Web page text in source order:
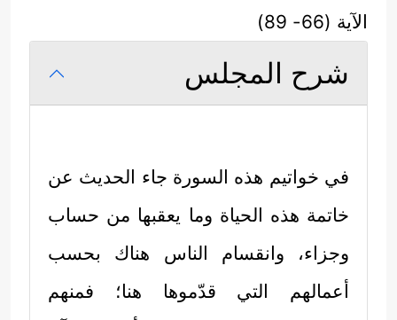
الآية (66- 89)
شرح المجلس
في خواتيم هذه السورة جاء الحديث عن
خاتمة هذه الحياة وما يعقبها من حساب
وجزاء، وانقسام الناس هناك بحسب
أعمالهم التي قدّموها هنا؛ فمنهم